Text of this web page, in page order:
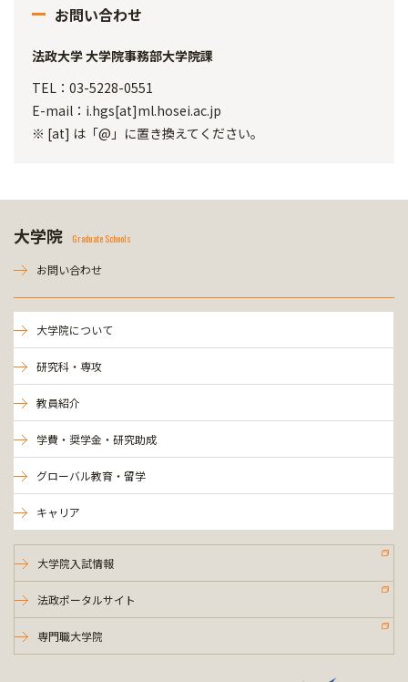
お問い合わせ
法政大学 大学院事務部大学院課
TEL：03-5228-0551
E-mail：i.hgs[at]ml.hosei.ac.jp
※ [at] は「@」に置き換えてください。
大学院 Graduate Schools
お問い合わせ
大学院について
研究科・専攻
教員紹介
学費・奨学金・研究助成
グローバル教育・留学
キャリア
大学院入試情報
法政ポータルサイト
専門職大学院